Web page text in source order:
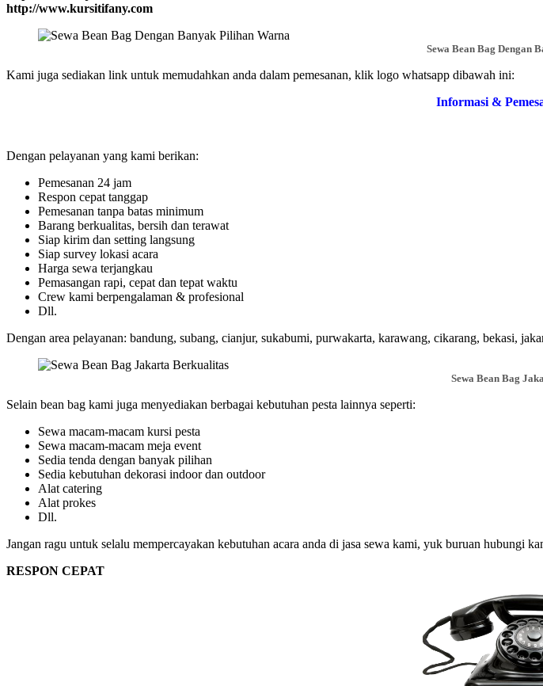
http://www.kursitifany.com
Sewa Bean Bag Dengan
Kami juga sediakan link untuk memudahkan anda dalam pemesanan, klik logo whatsapp dibawah ini:
Informasi &
Dengan pelayanan yang kami berikan:
Pemesanan 24 jam
Respon cepat tanggap
Pemesanan tanpa batas minimum
Barang berkualitas, bersih dan terawat
Siap kirim dan setting langsung
Siap survey lokasi acara
Harga sewa terjangkau
Pemasangan rapi, cepat dan tepat waktu
Crew kami berpengalaman & profesional
Dll.
Dengan area pelayanan: bandung, subang, cianjur, sukabumi, purwakarta, karawang, cikarang, bekasi,
Sewa Bean Bag
Selain bean bag kami juga menyediakan berbagai kebutuhan pesta lainnya seperti:
Sewa macam-macam kursi pesta
Sewa macam-macam meja event
Sedia tenda dengan banyak pilihan
Sedia kebutuhan dekorasi indoor dan outdoor
Alat catering
Alat prokes
Dll.
Jangan ragu untuk selalu mempercayakan kebutuhan acara anda di jasa sewa kami, yuk buruan hubungi
RESPON CEPAT